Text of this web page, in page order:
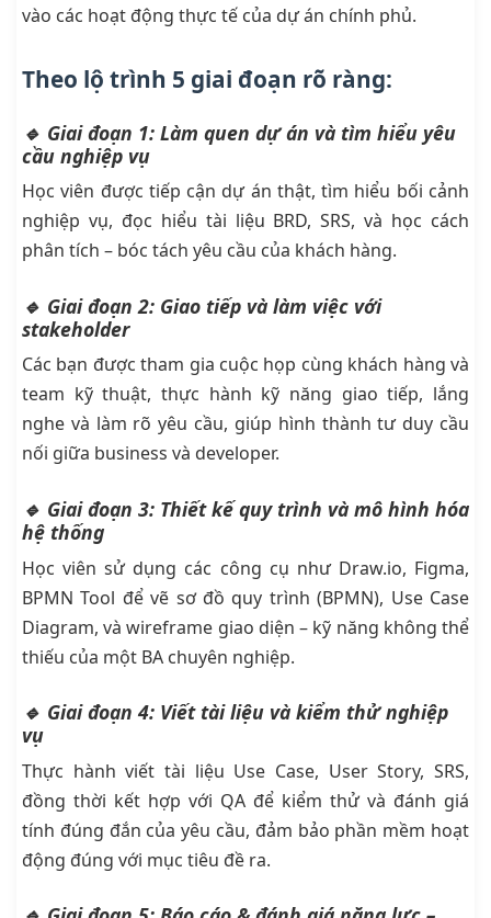
vào các hoạt động thực tế của dự án chính phủ.
Theo lộ trình 5 giai đoạn rõ ràng:
🔹 Giai đoạn 1: Làm quen dự án và tìm hiểu yêu
cầu nghiệp vụ
Học viên được tiếp cận dự án thật, tìm hiểu bối cảnh
nghiệp vụ, đọc hiểu tài liệu BRD, SRS, và học cách
phân tích – bóc tách yêu cầu của khách hàng.
🔹 Giai đoạn 2: Giao tiếp và làm việc với
stakeholder
Các bạn được tham gia cuộc họp cùng khách hàng và
team kỹ thuật, thực hành kỹ năng giao tiếp, lắng
nghe và làm rõ yêu cầu, giúp hình thành tư duy cầu
nối giữa business và developer.
🔹 Giai đoạn 3: Thiết kế quy trình và mô hình hóa
hệ thống
Học viên sử dụng các công cụ như Draw.io, Figma,
BPMN Tool để vẽ sơ đồ quy trình (BPMN), Use Case
Diagram, và wireframe giao diện – kỹ năng không thể
thiếu của một BA chuyên nghiệp.
🔹 Giai đoạn 4: Viết tài liệu và kiểm thử nghiệp
vụ
Thực hành viết tài liệu Use Case, User Story, SRS,
đồng thời kết hợp với QA để kiểm thử và đánh giá
tính đúng đắn của yêu cầu, đảm bảo phần mềm hoạt
động đúng với mục tiêu đề ra.